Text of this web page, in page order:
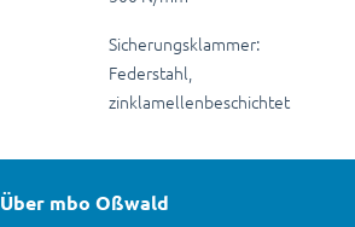
Sicherungsklammer:
Federstahl,
zinklamellenbeschichtet
Über mbo Oßwald